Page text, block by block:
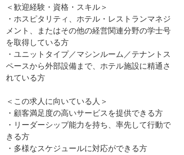
＜歓迎経験・資格・スキル＞
・ホスピタリティ、ホテル・レストランマネジ
メント、またはその他の経営関連分野の学士号
を取得している方
・ユニットタイプ／マシンルーム／テナントス
ペースから外部設備まで、ホテル施設に精通さ
れている方
＜この求人に向いている人＞
・顧客満足度の高いサービスを提供できる方
・リーダーシップ能力を持ち、率先して行動で
きる方
・多様なスケジュールに対応ができる方